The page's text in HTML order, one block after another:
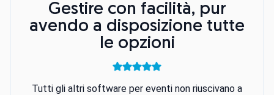
Gestire con facilità, pur
avendo a disposizione tutte
le opzioni
Tutti gli altri software per eventi non riuscivano a